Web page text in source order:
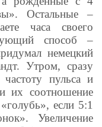
Остальные –
часа своего
способ –
немецкий
Утром, сразу
пульса и
их соотношение
если 5:1
Увеличение